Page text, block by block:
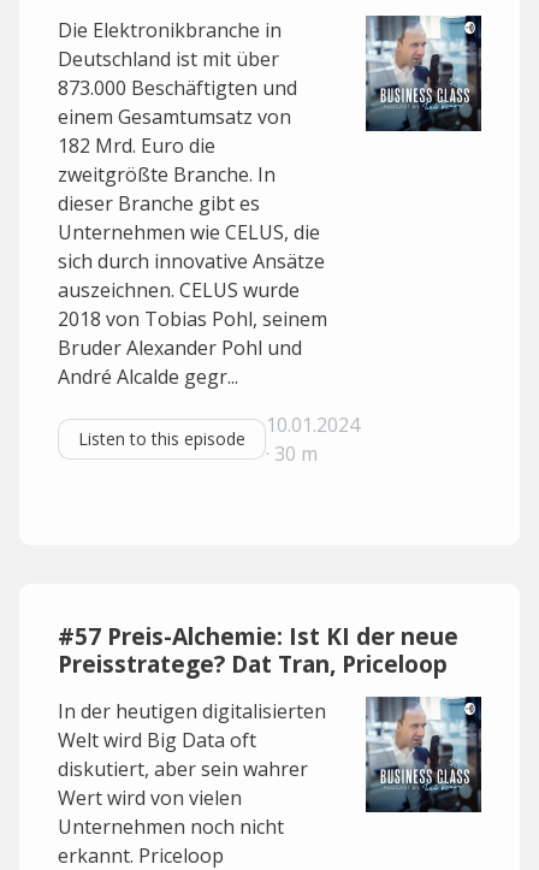
Die Elektronikbranche in
Deutschland ist mit über
873.000 Beschäftigten und
einem Gesamtumsatz von
182 Mrd. Euro die
zweitgrößte Branche. In
dieser Branche gibt es
Unternehmen wie CELUS, die
sich durch innovative Ansätze
auszeichnen. CELUS wurde
2018 von Tobias Pohl, seinem
Bruder Alexander Pohl und
André Alcalde gegr...
Listen to this episode
10.01.2024
· 30 m
#57 Preis-Alchemie: Ist KI der neue
Preisstratege? Dat Tran, Priceloop
In der heutigen digitalisierten
Welt wird Big Data oft
diskutiert, aber sein wahrer
Wert wird von vielen
Unternehmen noch nicht
erkannt. Priceloop